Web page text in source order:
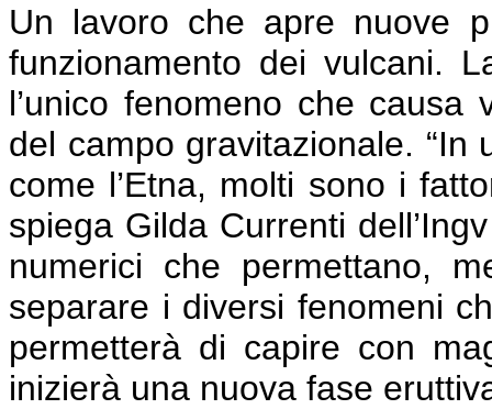
Un lavoro che apre nuove
funzionamento dei vulcani.
l’unico fenomeno che
del campo gravitazionale. “In
come l’Etna, molti sono i
spiega Gilda Currenti
numerici che permettano,
separare i diversi fenomeni
permetterà di capire con
inizierà una nuova fase